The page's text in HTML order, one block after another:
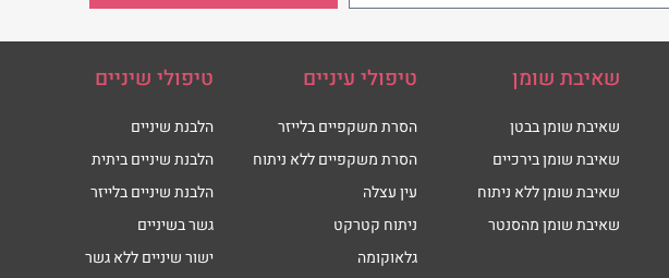
שאיבת שומן
שאיבת שומן בבטן
שאיבת שומן בירכיים
שאיבת שומן ללא ניתוח
שאיבת שומן מהסנטר
טיפולי עיניים
הסרת משקפיים בלייזר
הסרת משקפיים ללא ניתוח
עין עצלה
ניתוח קטרקט
גלאוקומה
טיפולי שיניים
הלבנת שיניים
הלבנת שיניים ביתית
הלבנת שיניים בלייזר
גשר בשיניים
ישור שיניים ללא גשר